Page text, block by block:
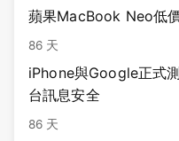
蘋果MacBook Neo低
86 天
iPhone與Google正式
台訊息安全
86 天